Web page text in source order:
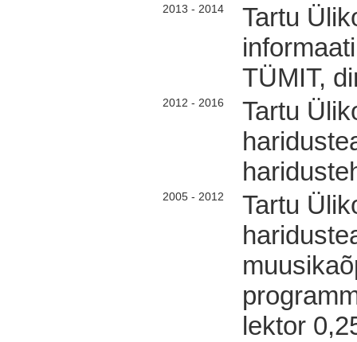
2013 - 2014
Tartu
TÜMIT,
2012 - 2016
Tartu
2005 - 2012
Tartu
lektor